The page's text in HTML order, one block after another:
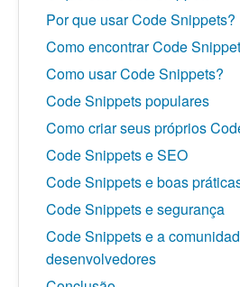
Por que usar Code Snippets?
Como encontrar Code
Como usar Code Snippets?
Code Snippets populares
Como criar seus próprios
Code Snippets e SEO
Code Snippets e boas
Code Snippets e segurança
Code Snippets e a
desenvolvedores